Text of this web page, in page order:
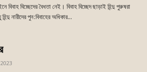
বিবাহ বিচ্ছেদের বৈধতা নেই। বিবাহ বিচ্ছেদ ছাড়াই হিন্দু পুরুষরা
নারীদের পুন:বিবাহের অধিকার...